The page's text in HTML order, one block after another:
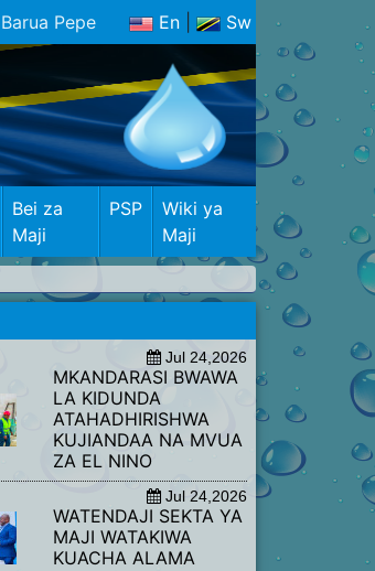
Barua Pepe En Sw
Bei za
Maji
PSP
Wiki ya
Maji
Jul 24,2026
​MKANDARASI BWAWA
LA KIDUNDA
ATAHADHIRISHWA
KUJIANDAA NA MVUA
ZA EL NINO
Jul 24,2026
WATENDAJI SEKTA YA
MAJI WATAKIWA
KUACHA ALAMA